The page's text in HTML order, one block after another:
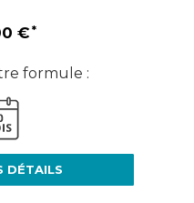
€
formule :
DÉTAILS